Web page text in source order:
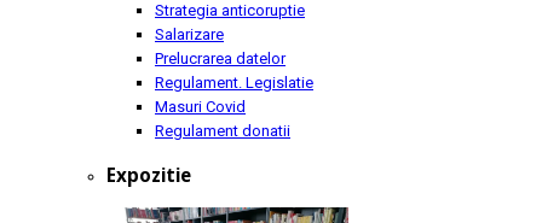
Strategia anticoruptie
Salarizare
Prelucrarea datelor
Regulament. Legislatie
Masuri Covid
Regulament donatii
Expozitie